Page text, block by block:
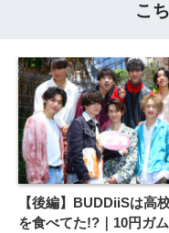
こ
【後編】BUDDiiSは高
を食べてた!?｜10円ガ